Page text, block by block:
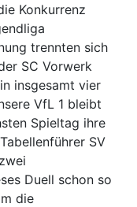
Konkurrenz
trennten sich
SC Vorwerk
insgesamt vier
VfL 1 bleibt
Spieltag ihre
SV
Duell schon so
die